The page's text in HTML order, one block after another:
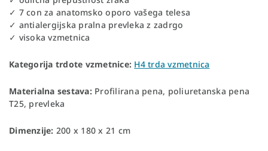
✓ 7 con za anatomsko oporo vašega telesa
✓ antialergijska pralna prevleka z zadrgo
✓ visoka vzmetnica
Kategorija trdote vzmetnice: H4 trda vzmetnica
Materialna sestava: Profilirana pena, poliuretanska pena
T25, prevleka
Dimenzije: 200 x 180 x 21 cm